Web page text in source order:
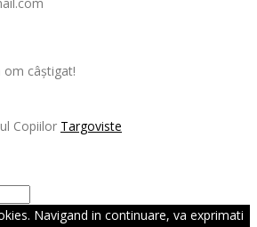
om câștigat!
Copiilor Targoviste
Navigand in continuare, va exprimati